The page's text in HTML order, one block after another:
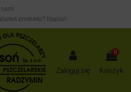
nami
produktu? Napisz!
Zaloguj się
0
Koszyk